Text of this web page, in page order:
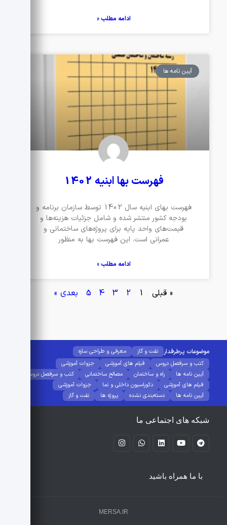
ادامه مطلب »
آیین نامه ها
فهرست بها ابنیه 1402
فهرست بهای ابنیه سال 1402 توسط سازمان برنامه و
بودجه کشور منتشر شده و شامل جزئیات هزینه‌ها و
قیمت‌های واحد پایه برای پروژه‌های ساختمانی و
عمرانی است. این فهرست بها به منظور
ادامه مطلب »
« قبلی بعدی »
موضوعات پرطرفدار نفت و گاز
معرفی و طراحی سازه
کتب و سرفصل دروس
فیلم های آموزشی
جزوات آموزشی
آیین نامه ها
راه و ساختمان مصالح ساختمانی
کتب و سرفصل دروس
فیلم های آموزشی
دکوراسیون داخلی و نما
جزوات آموزشی
آیین نامه ها
دسته‌بندی نشده پروژه ها نفت و گاز
شبکه های اجتماعی ما
با ما همراه باشید
MERSA.IR